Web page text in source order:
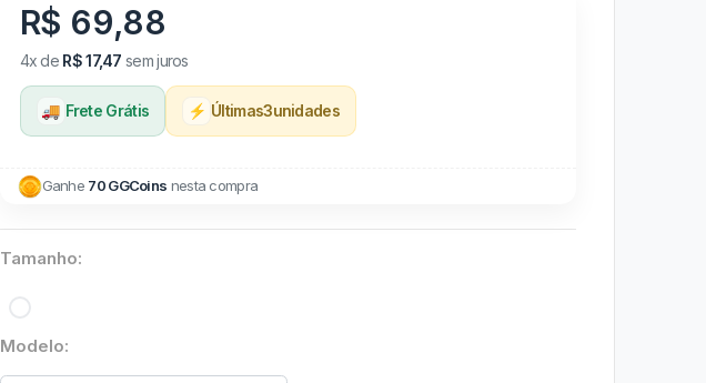
R$ 69,88
4x de R$ 17,47 sem juros
🚚 Frete Grátis ⚡ Últimas3unidades
Ganhe 70 GGCoins nesta compra
Tamanho:
Modelo: